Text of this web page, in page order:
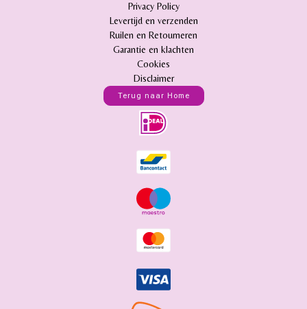
Privacy Policy
Levertijd en verzenden
Ruilen en Retourneren
Garantie en klachten
Cookies
Disclaimer
Terug naar Home